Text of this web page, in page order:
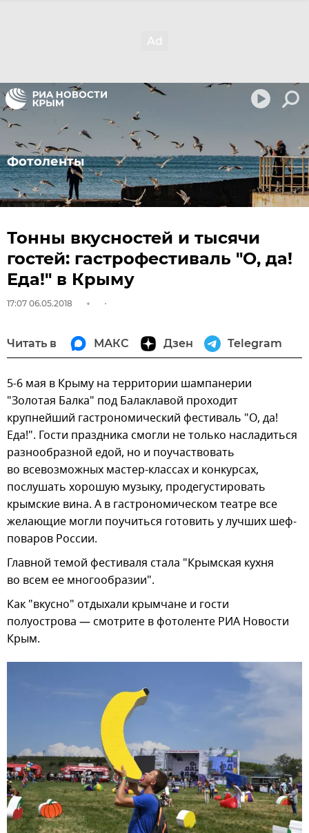
Фотоленты
Тонны вкусностей и тысячи
гостей: гастрофестиваль "О, да!
Еда!" в Крыму
17:07 06.05.2018
Читать в МАКС Дзен Telegram
5-6 мая в Крыму на территории шампанерии
"Золотая Балка" под Балаклавой проходит
крупнейший гастрономический фестиваль "О, да!
Еда!". Гости праздника смогли не только насладиться
разнообразной едой, но и поучаствовать
во всевозможных мастер-классах и конкурсах,
послушать хорошую музыку, продегустировать
крымские вина. А в гастрономическом театре все
желающие могли поучиться готовить у лучших шеф-
поваров России.
Главной темой фестиваля стала "Крымская кухня
во всем ее многообразии".
Как "вкусно" отдыхали крымчане и гости
полуострова — смотрите в фотоленте РИА Новости
Крым.